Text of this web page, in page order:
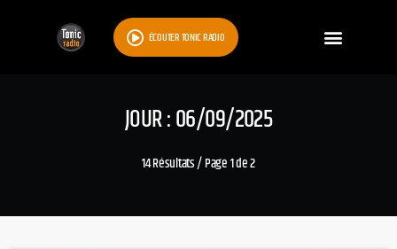
ÉCOUTER TONIC RADIO
JOUR : 06/09/2025
14 Résultats / Page 1 de 2